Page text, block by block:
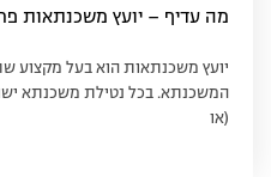
מה עדיף – יועץ משכנתאות
יועץ משכנתאות הוא בעל מקצוע
המשכנתא. בכל נטילת משכנתא
(או